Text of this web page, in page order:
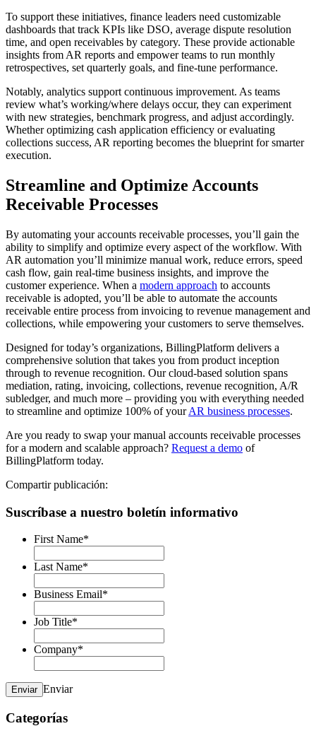
To support these initiatives, finance leaders need customizable
dashboards that track KPIs like DSO, average dispute resolution
time, and open receivables by category. These provide actionable
insights from AR reports and empower teams to run monthly
retrospectives, set quarterly goals, and fine-tune performance.
Notably, analytics support continuous improvement. As teams
review what’s working/where delays occur, they can experiment
with new strategies, benchmark progress, and adjust accordingly.
Whether optimizing cash application efficiency or evaluating
collections success, AR reporting becomes the blueprint for smarter
execution.
Streamline and Optimize Accounts
Receivable Processes
By automating your accounts receivable processes, you’ll gain the
ability to simplify and optimize every aspect of the workflow. With
AR automation you’ll minimize manual work, reduce errors, speed
cash flow, gain real-time business insights, and improve the
customer experience. When a modern approach to accounts
receivable is adopted, you’ll be able to automate the accounts
receivable entire process from invoicing to revenue management and
collections, while empowering your customers to serve themselves.
Designed for today’s organizations, BillingPlatform delivers a
comprehensive solution that takes you from product inception
through to revenue recognition. Our cloud-based solution spans
mediation, rating, invoicing, collections, revenue recognition, A/R
subledger, and much more – providing you with everything needed
to streamline and optimize 100% of yourAR business processes.
Are you ready to swap your manual accounts receivable processes
for a modern and scalable approach? Request a demo of
BillingPlatform today.
Compartir publicación:
Suscríbase a nuestro boletín informativo
First Name*
Last Name*
Business Email*
Job Title*
Company*
Enviar Enviar
Categorías